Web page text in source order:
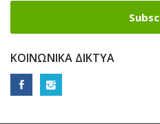
ΚΟΙΝΩΝΙΚΆ ΔΊΚΤΥΑ